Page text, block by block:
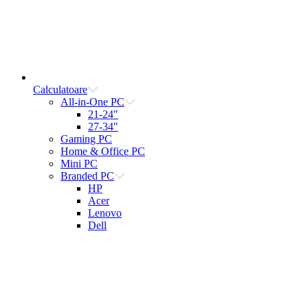
Calculatoare
All-in-One PC
21-24"
27-34"
Gaming PC
Home & Office PC
Mini PC
Branded PC
HP
Acer
Lenovo
Dell